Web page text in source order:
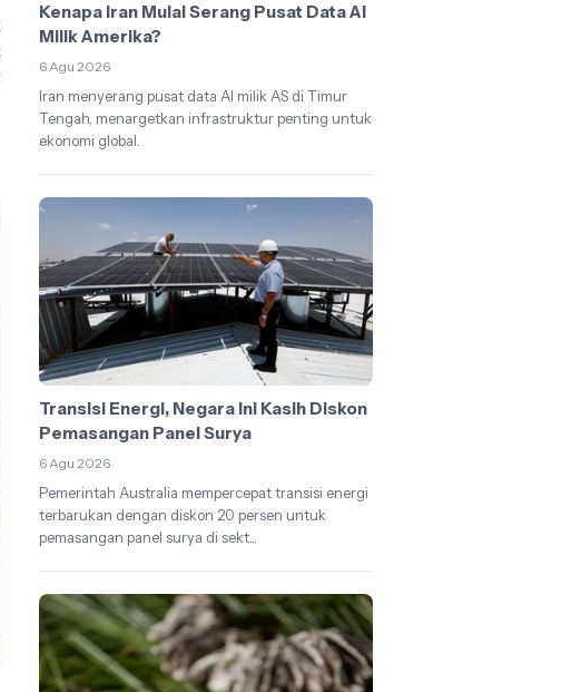
Kenapa Iran Mulai Serang Pusat Data AI
Milik Amerika?
6 Agu 2026
Iran menyerang pusat data AI milik AS di Timur
Tengah, menargetkan infrastruktur penting untuk
ekonomi global.
Transisi Energi, Negara Ini Kasih Diskon
Pemasangan Panel Surya
6 Agu 2026
Pemerintah Australia mempercepat transisi energi
terbarukan dengan diskon 20 persen untuk
pemasangan panel surya di sekt...